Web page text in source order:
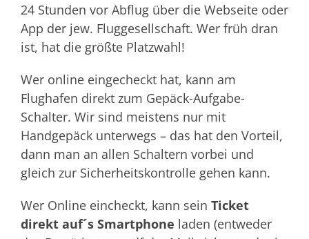
24 Stunden vor Abflug über die Webseite oder
App der jew. Fluggesellschaft. Wer früh dran
ist, hat die größte Platzwahl!
Wer online eingecheckt hat, kann am
Flughafen direkt zum Gepäck-Aufgabe-
Schalter. Wir sind meistens nur mit
Handgepäck unterwegs – das hat den Vorteil,
dann man an allen Schaltern vorbei und
gleich zur Sicherheitskontrolle gehen kann.
Wer Online eincheckt, kann sein Ticket
direkt auf´s Smartphone laden (entweder